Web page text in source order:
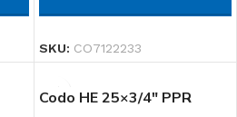
SKU: CO7122233
Codo HE 25×3/4″ PPR